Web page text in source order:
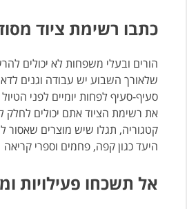
כתבו רשימת ציוד
הורים ובעלי משפחות לא יכולים
שלאורך השבוע יש עבודה וגנים
סעיף-סעיף לפחות יומיים לפני
את רשימת הציוד אתם יכולים לחלק
קטגוריה, תגלו שיש מוצרים שאסור
היעד כגון קפה, פחמים וספרי קריאה
אל תשכחו פעילויות